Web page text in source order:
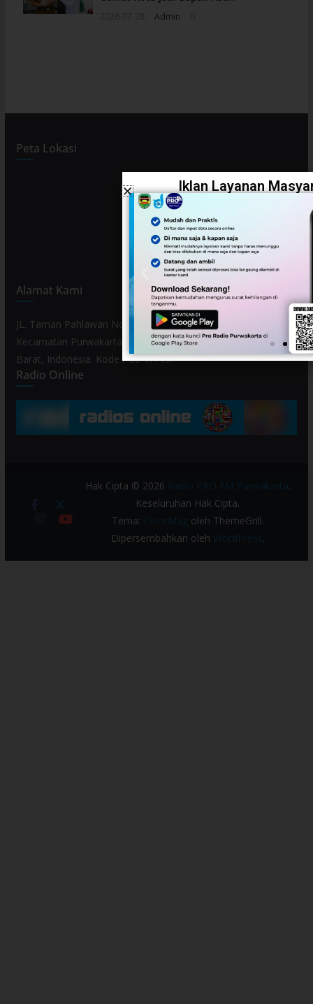
Admin
Peta Lokasi
Alamat Kami
JL. Taman Pahlawan No. 80, Kelurahan Purwamekar,
Kecamatan Purwakarta, Kabupaten Purwakarta, Provinsi Jawa
Barat, Indonesia. Kode Pos 41119.
Radio Online
Hak Cipta © 2026 Radio PRO FM Purwakarta.
Keseluruhan Hak Cipta.
Tema: ColorMagoleh ThemeGrill.
Dipersembahkan oleh WordPress .
Iklan Layanan